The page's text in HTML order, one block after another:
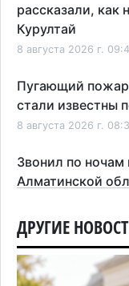
рассказали, как
Курултай
8 августа 2026 г.
Пугающий пожар
стали известны
8 августа 2026 г.
Звонил по
Алматинской
На фоне
области
7 августа 2026 г. 16:57
ДРУГИЕ